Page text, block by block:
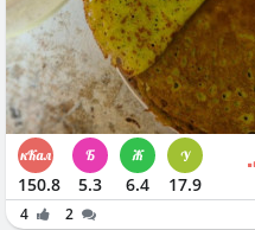
150.8 5.3 6.4 17.9
4 2